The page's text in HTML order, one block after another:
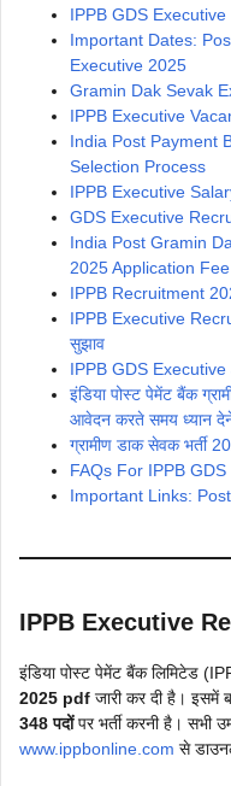
IPPB GDS
Important Dates:
Executive 2025
Gramin Dak Sevak
IPPB Executive
India Post Payment
Selection Process
IPPB Executive
GDS Executive
India Post Gramin
2025 Application Fee
IPPB Recruitment
IPPB Executive
सुझाव
IPPB GDS
इंडिया पोस्ट पेमेंट बैंक
आवेदन करते समय ध्यान देने
ग्रामीण डाक सेवक भर्ती
FAQs For IPPB
Important Links:
IPPB Executive
इंडिया पोस्ट पेमेंट बैंक लिमिटेड
2025 pdf जारी कर दी है। इसमें
348 पदोंपर भर्ती करनी है। सभी
www.ippbonline.com से